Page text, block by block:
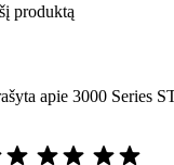
produktą
apie 3000 Series